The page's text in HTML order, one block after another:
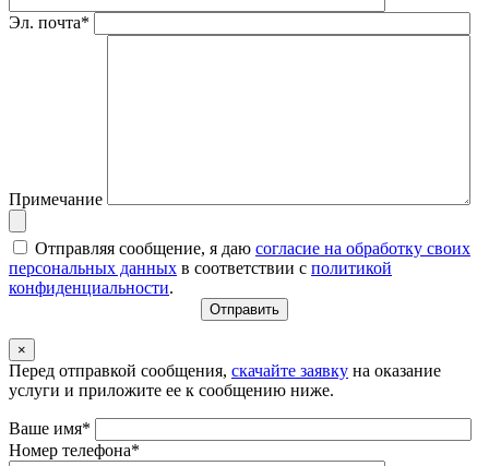
Эл. почта*
Примечание
Отправляя сообщение, я даю согласие на обработку своих
персональных данных в соответствии с политикой
конфиденциальности.
×
Перед отправкой сообщения, скачайте заявку на оказание
услуги и приложите ее к сообщению ниже.
Ваше имя*
Номер телефона*